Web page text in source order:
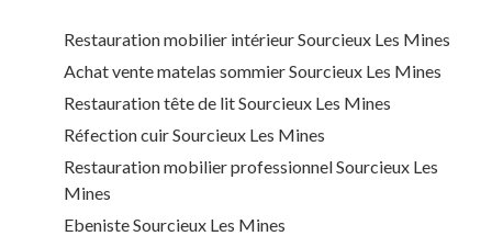
Restauration mobilier intérieur Sourcieux Les Mines
Achat vente matelas sommier Sourcieux Les Mines
Restauration tête de lit Sourcieux Les Mines
Réfection cuir Sourcieux Les Mines
Restauration mobilier professionnel Sourcieux Les
Mines
Ebeniste Sourcieux Les Mines